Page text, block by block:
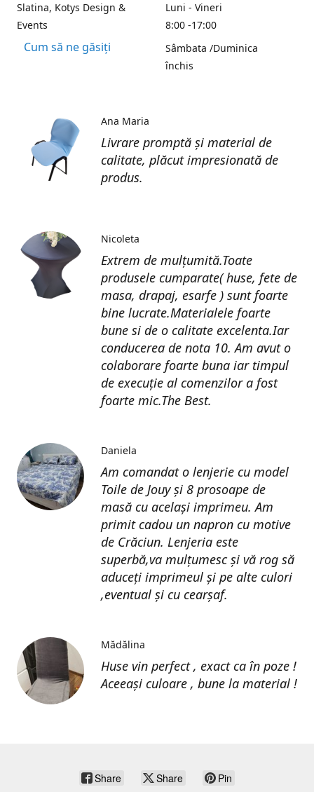
Slatina, Kotys Design &
Events
Cum să ne găsiți
Luni - Vineri
8:00 -17:00
Sâmbata /Duminica
închis
Livrare promptă și material de
calitate, plăcut impresionată de
produs.
Ana Maria
Extrem de mulțumită.Toate
produsele cumparate( huse, fete de
masa, drapaj, esarfe ) sunt foarte
bine lucrate.Materialele foarte
bune si de o calitate excelenta.Iar
conducerea de nota 10. Am avut o
colaborare foarte buna iar timpul
de execuție al comenzilor a fost
foarte mic.The Best.
Nicoleta
Am comandat o lenjerie cu model
Toile de Jouy și 8 prosoape de
masă cu același imprimeu. Am
primit cadou un napron cu motive
de Crăciun. Lenjeria este
superbă,va mulțumesc și vă rog să
aduceți imprimeul și pe alte culori
,eventual și cu cearșaf.
Daniela
Huse vin perfect , exact ca în poze !
Aceeași culoare , bune la material !
Mădălina
Share Share Pin